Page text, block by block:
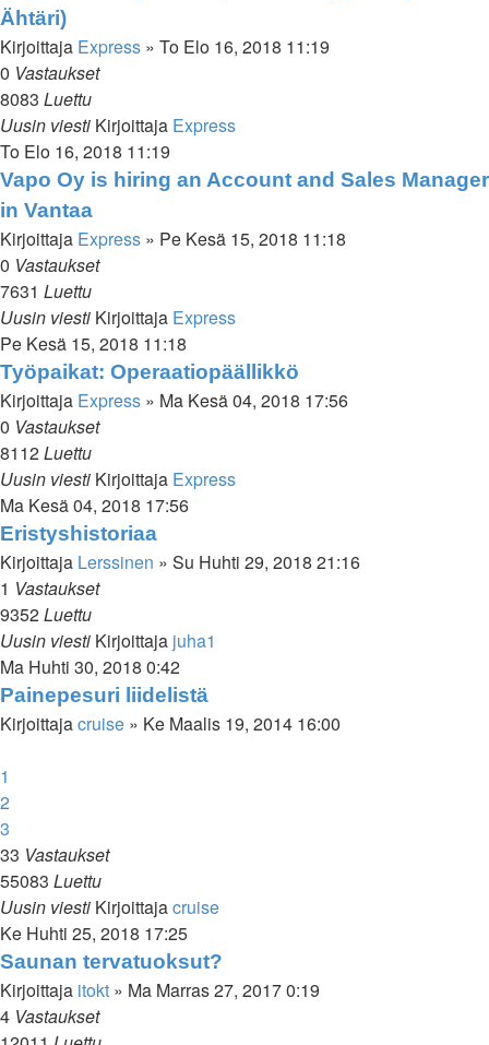
Ähtäri)
Kirjoittaja Express » To Elo 16, 2018 11:19
0 Vastaukset
8083 Luettu
Uusin viesti Kirjoittaja Express
To Elo 16, 2018 11:19
Vapo Oy is hiring an Account and Sales Manager
in Vantaa
Kirjoittaja Express » Pe Kesä 15, 2018 11:18
0 Vastaukset
7631 Luettu
Uusin viesti Kirjoittaja Express
Pe Kesä 15, 2018 11:18
Työpaikat: Operaatiopäällikkö
Kirjoittaja Express » Ma Kesä 04, 2018 17:56
0 Vastaukset
8112Luettu
Uusin viesti Kirjoittaja Express
Ma Kesä 04, 2018 17:56
Eristyshistoriaa
Kirjoittaja Lerssinen » Su Huhti 29, 2018 21:16
1 Vastaukset
9352Luettu
Uusin viesti Kirjoittaja juha1
Ma Huhti 30, 2018 0:42
Painepesuri liidelistä
Kirjoittajacruise » Ke Maalis 19, 2014 16:00
1
2
3
33 Vastaukset
55083 Luettu
Uusin viesti Kirjoittajacruise
Ke Huhti 25, 2018 17:25
Saunan tervatuoksut?
Kirjoittaja itokt » Ma Marras 27, 2017 0:19
4 Vastaukset